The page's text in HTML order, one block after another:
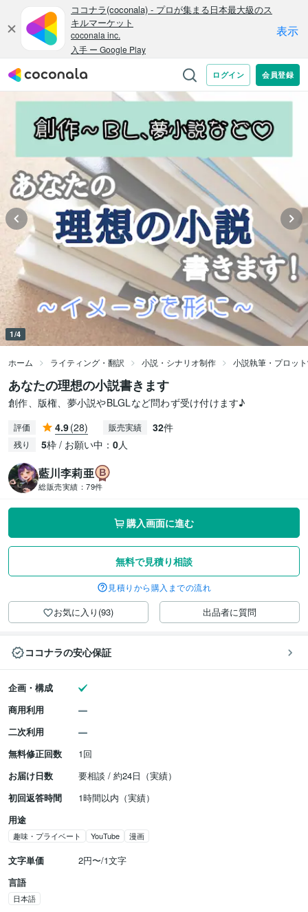
1/4
ホーム ライティング・翻訳 小説・シナリオ制作 小説執筆・プロッ
あなたの理想の小説書きます
創作、版権、夢小説やBLGLなど問わず受け付けます♪
評価 4.9(28) 販売実績 32件
残り 5枠 / お願い中： 0人
藍川李莉亜
総販売実績： 79件
購入画面に進む
無料で見積り相談
見積りから購入までの流れ
お気に入り(93) 出品者に質問
ココナラの安心保証
企画・構成
商用利用
二次利用
無料修正回数
1回
お届け日数
要相談 / 約24日（実績）
初回返答時間
1時間以内（実績）
用途
趣味・プライベート YouTube 漫画
文字単価
2円〜/1文字
言語
日本語